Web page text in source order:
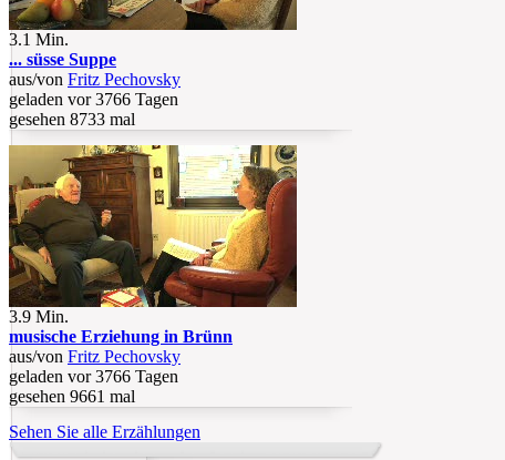
3.1 Min.
... süsse Suppe
aus/von Fritz Pechovsky
geladen vor 3766 Tagen
gesehen 8733 mal
3.9 Min.
musische Erziehung in Brünn
aus/von Fritz Pechovsky
geladen vor 3766 Tagen
gesehen 9661 mal
Sehen Sie alle Erzählungen